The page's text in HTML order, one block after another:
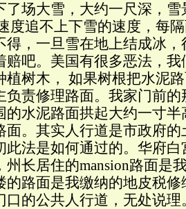
了场大雪，大约一尺深，
度追不上下雪的速度，每
得，一旦雪在地上结成冰
赔吧。美国有很多恶法，
植树木， 如果树根把水泥
负责修理路面。我家门前
的水泥路面拱起大约一寸
面。其实人行道是市政府
此法是如何通过的。华府
州长居住的mansion路面是
的路面是我缴纳的地皮税
口的公共人行道，无处说理